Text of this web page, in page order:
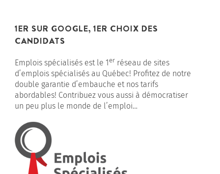
1ER SUR GOOGLE, 1ER CHOIX DES
CANDIDATS
Emplois spécialisés est le 1 er réseau de sites
d’emplois spécialisés au Québec! Profitez de notre
double garantie d’embauche et nos tarifs
abordables! Contribuez vous aussi à démocratiser
un peu plus le monde de l’emploi…